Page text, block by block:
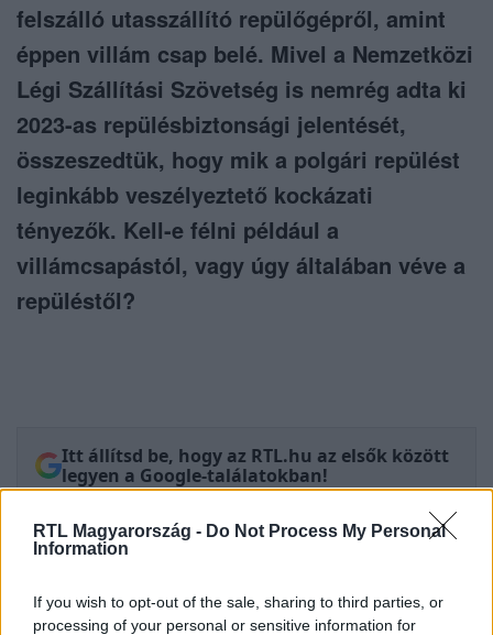
RTL Magyarország - Do Not Process My Personal
Information
If you wish to opt-out of the sale, sharing to third parties, or
processing of your personal or sensitive information for
felszálló utasszállító repülőgépről, amint
éppen villám csap belé. Mivel a Nemzetközi
Légi Szállítási Szövetség is nemrég adta ki
2023-as repülésbiztonsági jelentését,
összeszedtük, hogy mik a polgári repülést
leginkább veszélyeztető kockázati
tényezők. Kell-e félni például a
villámcsapástól, vagy úgy általában véve a
repüléstől?
Itt állítsd be, hogy az RTL.hu az elsők között
legyen a Google-találatokban!